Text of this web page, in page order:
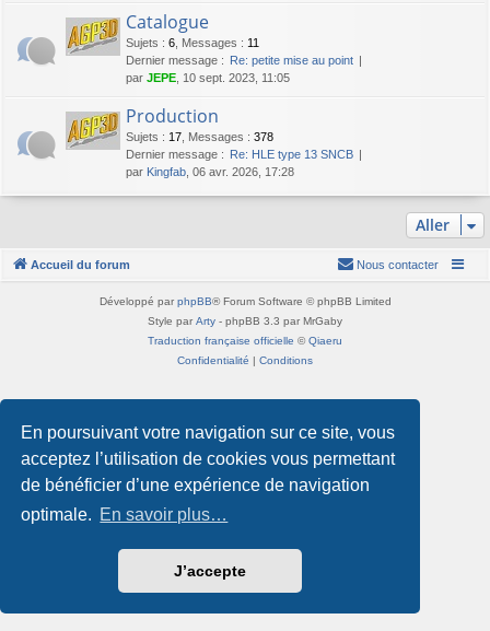
En poursuivant votre navigation sur ce site, vous
acceptez l’utilisation de cookies vous permettant
de bénéficier d’une expérience de navigation
optimale. En savoir plus…
J’accepte
Catalogue
Sujets : 6 Messages : 11
Dernier message : Re: petite mise au point
par JEPE , 10 sept. 2023, 11:05
Production
Sujets : 17 Messages : 378
Dernier message : Re: HLE type 13 SNCB
par Kingfab , 06 avr. 2026, 17:28
Aller
Accueil du forum Nous contacter
Développé par phpBB® Forum Software © phpBB Limited
Style par Arty - phpBB 3.3 par MrGaby
Traduction française officielle ©Qiaeru
Confidentialité | Conditions